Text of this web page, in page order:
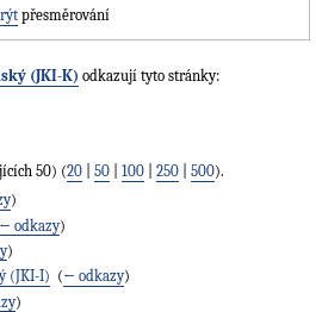
přesměrování
(JKI-K) odkazují tyto stránky:
50) (20 50 100 250 500).
)
← odkazy)
)
(JKI-I) (← odkazy)
)